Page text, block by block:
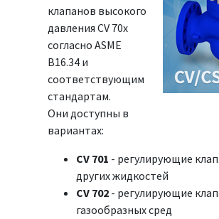
клапанов высокого
давления CV 70x
согласно ASME
B16.34 и
соответствующим
стандартам.
Они доступны в
вариантах:
CV 701 - регулирующие
других жидкостей
CV 702 - регулирующие
газообразных сред